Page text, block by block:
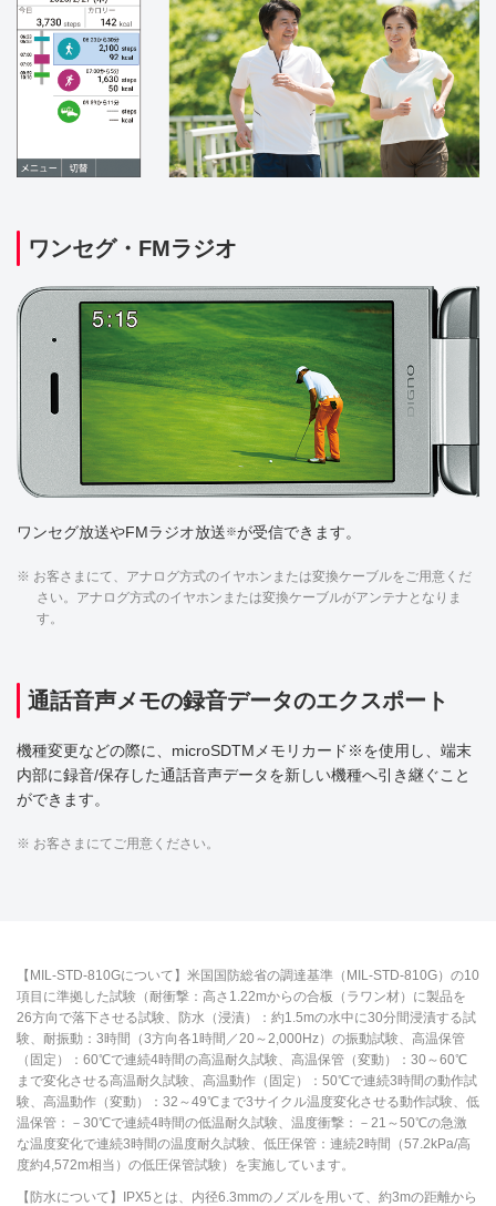
ワンセグ・FMラジオ
ワンセグ放送やFMラジオ放送※が受信できます。
※ お客さまにて、アナログ方式のイヤホンまたは変換ケーブルをご用意くだ
さい。アナログ方式のイヤホンまたは変換ケーブルがアンテナとなりま
す。
通話音声メモの録音データのエクスポート
機種変更などの際に、microSDTMメモリカード※を使用し、端末
内部に録音/保存した通話音声データを新しい機種へ引き継ぐこと
ができます。
※ お客さまにてご用意ください。
【MIL-STD-810Gについて】米国国防総省の調達基準（MIL-STD-810G）の10
項目に準拠した試験（耐衝撃：高さ1.22mからの合板（ラワン材）に製品を
26方向で落下させる試験、防水（浸漬）：約1.5mの水中に30分間浸漬する試
験、耐振動：3時間（3方向各1時間／20～2,000Hz）の振動試験、高温保管
（固定）：60℃で連続4時間の高温耐久試験、高温保管（変動）：30～60℃
まで変化させる高温耐久試験、高温動作（固定）：50℃で連続3時間の動作試
験、高温動作（変動）：32～49℃まで3サイクル温度変化させる動作試験、低
温保管：－30℃で連続4時間の低温耐久試験、温度衝撃：－21～50℃の急激
な温度変化で連続3時間の温度耐久試験、低圧保管：連続2時間（57.2kPa/高
度約4,572m相当）の低圧保管試験）を実施しています。
【防水について】IPX5とは、内径6.3mmのノズルを用いて、約3mの距離から